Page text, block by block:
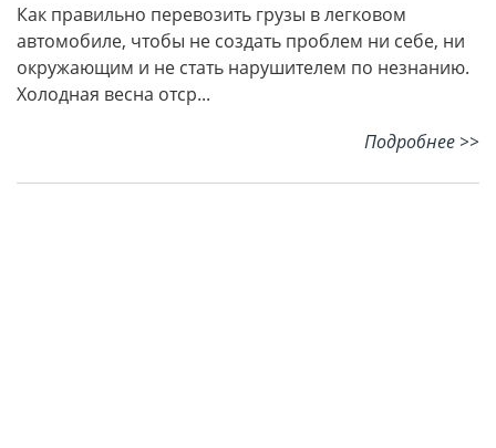
Как правильно перевозить грузы в легковом
автомобиле, чтобы не создать проблем ни себе, ни
окружающим и не стать нарушителем по незнанию.
Холодная весна отср...
Подробнее >>